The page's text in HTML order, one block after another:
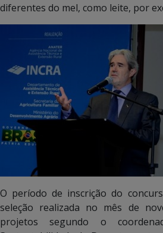
diferentes do mel, como leite, por
O período de inscrição do
seleção realizada no mês de
projetos segundo o